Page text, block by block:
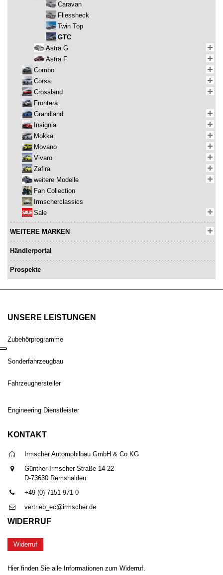
Caravan
Fliessheck
Twin Top
GTC
Astra G
Astra F
Combo
Corsa
Crossland
Frontera
Grandland
Insignia
Mokka
Movano
Vivaro
Zafira
weitere Modelle
Fan Collection
Irmscherclassics
Sale
WEITERE MARKEN
Händlerportal
Prospekte
UNSERE LEISTUNGEN
Zubehörprogramme
Sonderfahrzeugbau
Fahrzeughersteller
Engineering Dienstleister
KONTAKT
Irmscher Automobilbau GmbH & Co.KG
Günther-Irmscher-Straße 14-22
D-73630 Remshalden
+49 (0) 7151 971 0
vertrieb_ec@irmscher.de
WIDERRUF
Widerruf
Hier finden Sie alle Informationen zum Widerruf.